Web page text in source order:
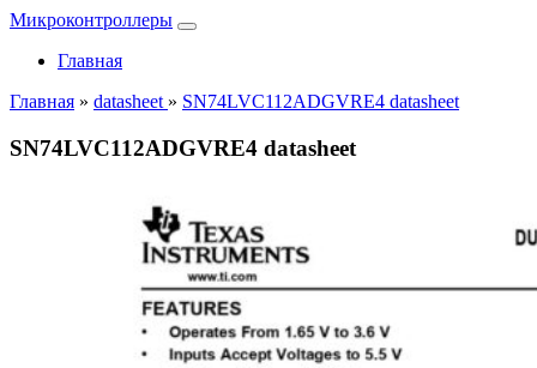
Микроконтроллеры
Главная
Главная » datasheet » SN74LVC112ADGVRE4 datasheet
SN74LVC112ADGVRE4 datasheet